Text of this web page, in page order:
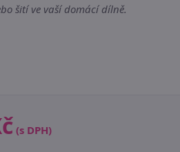
šití ve vaší domácí dílně.
(s DPH)